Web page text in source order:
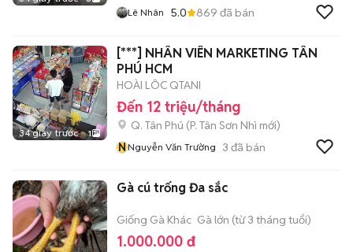
Lê Nhân 5.0 869 đã bán
34 giây trước 1
[***] NHÂN VIÊN MARKETING TÂN
PHÚ HCM
HOÀI LÔC QTANI
Đến 12 triệu/tháng
Q. Tân Phú (P. Tân Sơn Nhì mới)
NNguyễn Văn Trường 3 đã bán
Gà cú trống Đa sắc
Giống Gà Khác Gà lớn (từ 3 tháng tuổi)
1.000.000 đ